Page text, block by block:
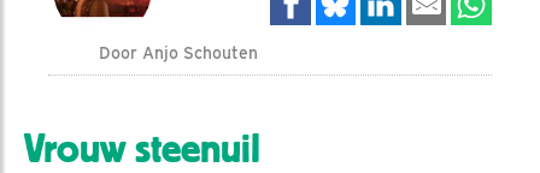
Door Anjo Schouten
Vrouw steenuil